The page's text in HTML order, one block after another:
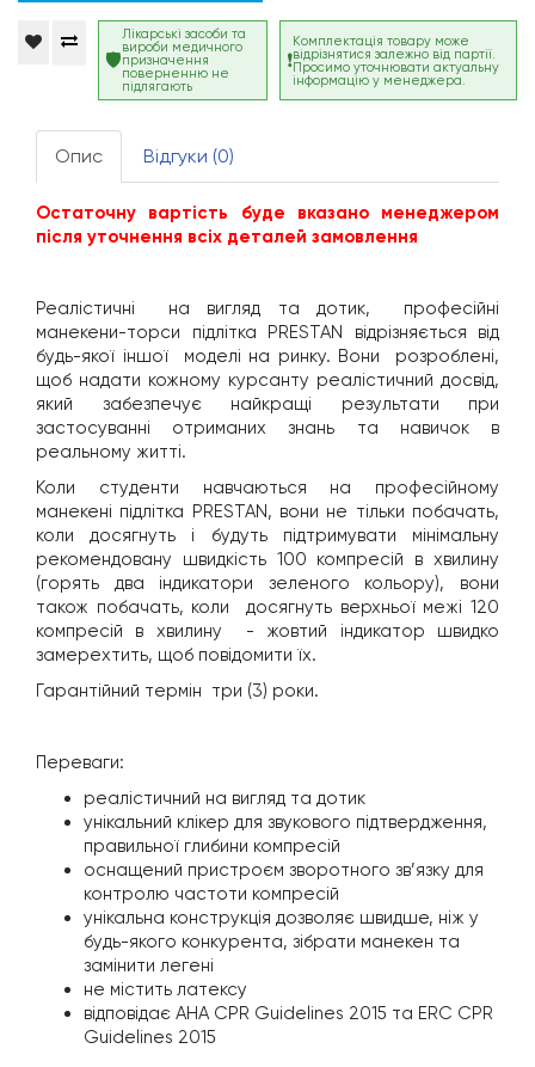
Лікарські засоби та
вироби медичного
призначення
поверненню не
підлягають
Комплектація товару може
відрізнятися залежно від партії.
Просимо уточнювати актуальну
інформацію у менеджера.
Опис Відгуки (0)
Остаточну вартість буде вказано менеджером
після уточнення всіх деталей замовлення
Реалістичні на вигляд та дотик, професійні
манекени-торси підлітка PRESTAN відрізняється від
будь-якої іншої моделі на ринку. Вони розроблені,
щоб надати кожному курсанту реалістичний досвід,
який забезпечує найкращі результати при
застосуванні отриманих знань та навичок в
реальному житті.
Коли студенти навчаються на професійному
манекені підлітка PRESTAN, вони не тільки побачать,
коли досягнуть і будуть підтримувати мінімальну
рекомендовану швидкість 100 компресій в хвилину
(горять два індикатори зеленого кольору), вони
також побачать, коли досягнуть верхньої межі 120
компресій в хвилину - жовтий індикатор швидко
замерехтить, щоб повідомити їх.
Гарантійний термін три (3) роки.
Переваги:
реалістичний на вигляд та дотик
унікальний клікер для звукового підтвердження,
правильної глибини компресій
оснащений пристроєм зворотного зв’язку для
контролю частоти компресій
унікальна конструкція дозволяє швидше, ніж у
будь-якого конкурента, зібрати манекен та
замінити легені
не містить латексу
відповідає AHA CPR Guidelines 2015 та ERC CPR
Guidelines 2015